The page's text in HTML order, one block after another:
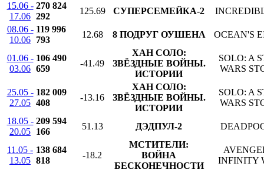
15.06 -
17.06
270 824
292
125.69 СУПЕРСЕМЕЙКА-2
08.06 -
10.06
119 996
793
12.68 8 ПОДРУГ ОУШЕНА OCEAN'S
01.06 -
03.06
106 490
659
-41.49
ХАН СОЛО:
ЗВЁЗДНЫЕ ВОЙНЫ.
ИСТОРИИ
SOLO: A
WARS
25.05 -
27.05
182 009
408
-13.16
ХАН СОЛО:
ЗВЁЗДНЫЕ ВОЙНЫ.
ИСТОРИИ
SOLO: A
WARS
18.05 -
20.05
209 594
166
51.13 ДЭДПУЛ-2
11.05 -
13.05
138 684
818
-18.2
МСТИТЕЛИ:
ВОЙНА
БЕСКОНЕЧНОСТИ
INFINITY